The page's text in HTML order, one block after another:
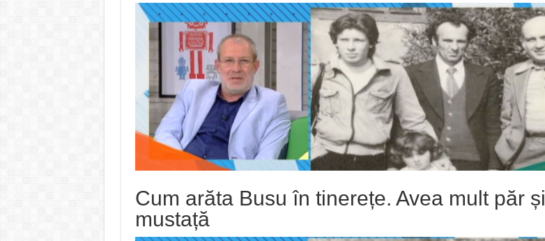
Cum arăta Busu în tinerețe. Avea mult păr și
mustață